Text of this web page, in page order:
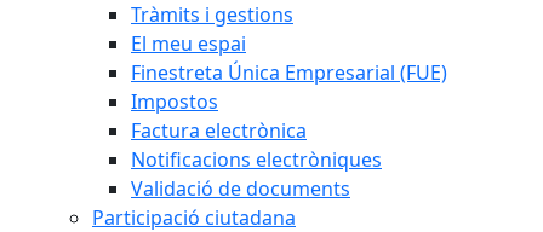
Tràmits i gestions
El meu espai
Finestreta Única Empresarial (FUE)
Impostos
Factura electrònica
Notificacions electròniques
Validació de documents
Participació ciutadana